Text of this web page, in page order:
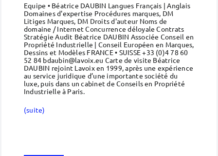
Equipe • Béatrice DAUBIN Langues Français | Anglais
Domaines d'expertise Procédures marques, DM
Litiges Marques, DM Droits d'auteur Noms de
domaine / Internet Concurrence déloyale Contrats
Stratégie Audit Béatrice DAUBIN Associée Conseil en
Propriété Industrielle | Conseil Européen en Marques,
Dessins et Modèles FRANCE • SUISSE +33 (0)4 78 60
52 84 bdaubin@lavoix.eu Carte de visite Béatrice
DAUBIN rejoint Lavoix en 1999, après une expérience
au service juridique d’une importante société du
luxe, puis dans un cabinet de Conseils en Propriété
Industrielle à Paris.
(suite)